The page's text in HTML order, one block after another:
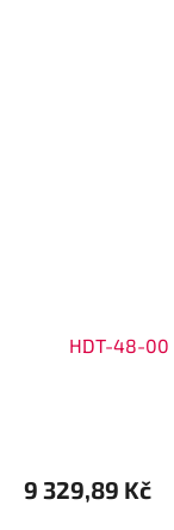
HDT-48-00
9 329,89 Kč